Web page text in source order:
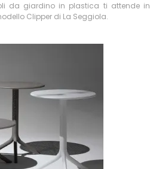
da giardino in plastica ti attende in
Clipper di La Seggiola.